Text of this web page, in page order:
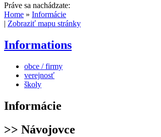
Práve sa nachádzate:
Home » Informácie
| Zobraziť mapu stránky
Informations
obce / firmy
verejnosť
školy
Informácie
>> Návojovce